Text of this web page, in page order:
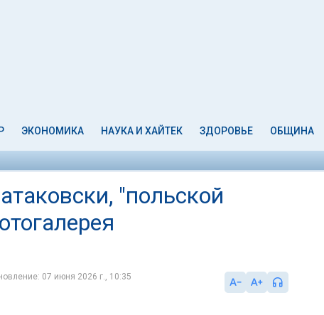
ЭКОНОМИКА НАУКА И ХАЙТЕК ЗДОРОВЬЕ ОБЩИНА
"польской
07 июня 2026 г., 10:35